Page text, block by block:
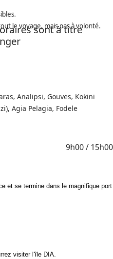
le voyage, mais pas à volonté.
sont à titre
Analipsi, Gouves, Kokini
Agia Pelagia, Fodele
9h00 / 15h00
et se termine dans le magnifique port
visiter l'île DIA.